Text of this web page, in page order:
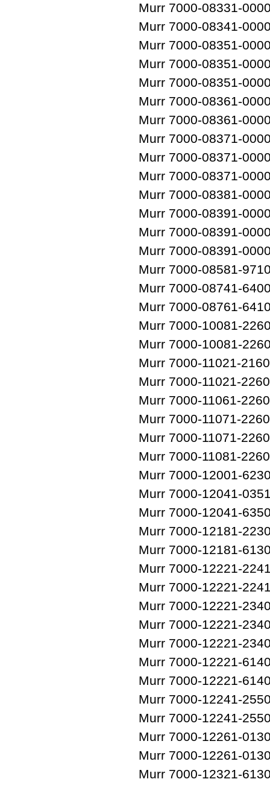
Murr 7000-08331-
Murr 7000-08341-
Murr 7000-08351-
Murr 7000-08351-
Murr 7000-08351-
Murr 7000-08361-
Murr 7000-08361-
Murr 7000-08371-
Murr 7000-08371-
Murr 7000-08371-
Murr 7000-08381-
Murr 7000-08391-
Murr 7000-08391-
Murr 7000-08391-
Murr 7000-08581-
Murr 7000-08741-
Murr 7000-08761-
Murr 7000-10081-
Murr 7000-10081-
Murr 7000-11021-
Murr 7000-11021-
Murr 7000-11061-
Murr 7000-11071-
Murr 7000-11071-
Murr 7000-11081-
Murr 7000-12001-
Murr 7000-12041-
Murr 7000-12041-
Murr 7000-12181-
Murr 7000-12181-
Murr 7000-12221-
Murr 7000-12221-
Murr 7000-12221-
Murr 7000-12221-
Murr 7000-12221-
Murr 7000-12221-
Murr 7000-12221-
Murr 7000-12241-
Murr 7000-12241-
Murr 7000-12261-
Murr 7000-12261-
Murr 7000-12321-